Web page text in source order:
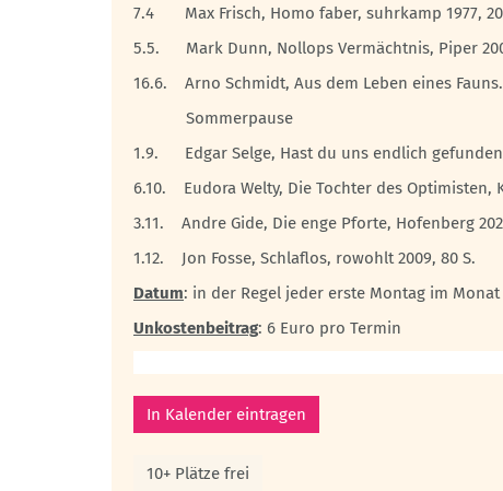
7.4 Max Frisch, Homo faber, suhrkamp 1977,
5.5. Mark Dunn, Nollops Vermächtnis, Piper
16.6. Arno Schmidt, Aus dem Leben eines Fauns.
Sommerpause
1.9. Edgar Selge, Hast du uns endlich gefunden,
6.10. Eudora Welty, Die Tochter des Optimisten,
3.11. Andre Gide, Die enge Pforte, Hofenberg
1.12. Jon Fosse, Schlaflos, rowohlt 2009, 80 S.
Datum: in der Regel jeder erste Montag im Monat
Unkostenbeitrag: 6 Euro pro Termin
In Kalender eintragen
10+ Plätze frei